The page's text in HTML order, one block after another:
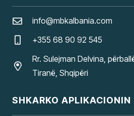
info@mbkalbania.com
+355 68 90 92 545
Rr. Sulejman Delvina,
Tiranë, Shqipëri
SHKARKO APLIKACIONIN